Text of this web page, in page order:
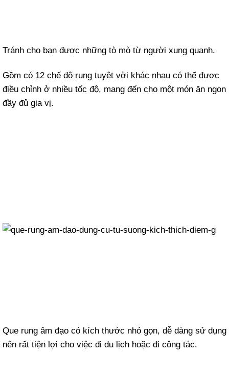
Tránh cho bạn được những tò mò từ người xung quanh.
Gồm có 12 chế độ rung tuyệt vời khác nhau có thể được
điều chỉnh ở nhiều tốc độ, mang đến cho một món ăn ngon
đầy đủ gia vị.
Que rung âm đạo có kích thước nhỏ gọn, dễ dàng sử dụng
nên rất tiện lợi cho việc đi du lịch hoặc đi công tác.